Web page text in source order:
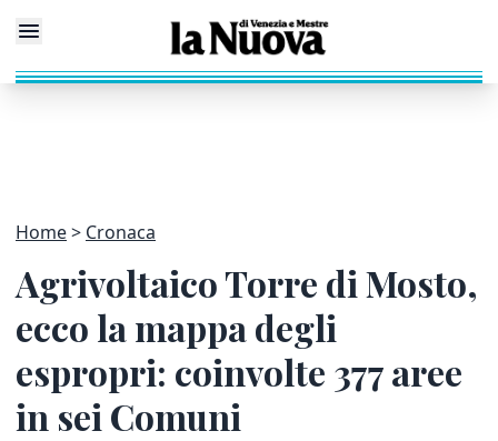
Home Cronaca
Agrivoltaico Torre di Mosto,
ecco la mappa degli
espropri: coinvolte 377 aree
in sei Comuni